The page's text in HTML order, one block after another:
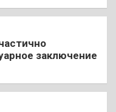
заключение